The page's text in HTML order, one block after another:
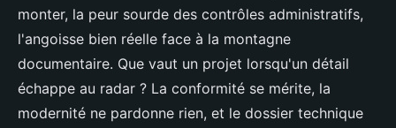
monter, la peur sourde des contrôles administratifs,
l'angoisse bien réelle face à la montagne
documentaire. Que vaut un projet lorsqu'un détail
échappe au radar ? La conformité se mérite, la
modernité ne pardonne rien, et le dossier technique